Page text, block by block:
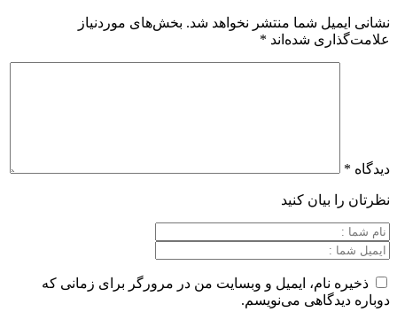
شما منتشر نخواهد شد.
بخش‌های موردنیاز
شده‌اند*
کنید
ایمیل و وبسایت من در مرورگر برای زمانی که
می‌نویسم.